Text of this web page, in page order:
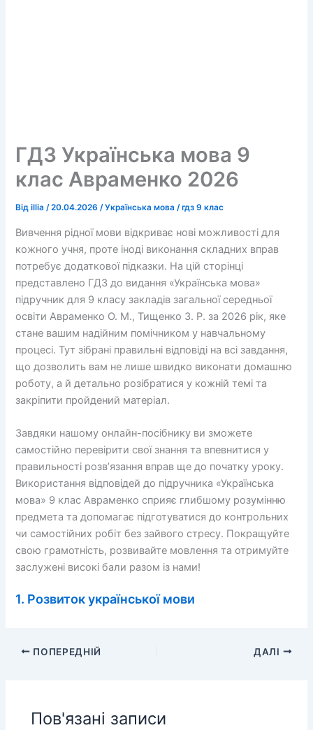
ГДЗ Українська мова 9
клас Авраменко 2026
Відillia/20.04.2026/Українська мова /гдз 9 клас
Вивчення рідної мови відкриває нові можливості для
кожного учня, проте іноді виконання складних вправ
потребує додаткової підказки. На цій сторінці
представлено ГДЗ до видання «Українська мова»
підручник для 9 класу закладів загальної середньої
освіти Авраменко О. М., Тищенко З. Р. за 2026 рік, яке
стане вашим надійним помічником у навчальному
процесі. Тут зібрані правильні відповіді на всі завдання,
що дозволить вам не лише швидко виконати домашню
роботу, а й детально розібратися у кожній темі та
закріпити пройдений матеріал.
Завдяки нашому онлайн-посібнику ви зможете
самостійно перевірити свої знання та впевнитися у
правильності розв’язання вправ ще до початку уроку.
Використання відповідей до підручника «Українська
мова» 9 клас Авраменко сприяє глибшому розумінню
предмета та допомагає підготуватися до контрольних
чи самостійних робіт без зайвого стресу. Покращуйте
свою грамотність, розвивайте мовлення та отримуйте
заслужені високі бали разом із нами!
1. Розвиток української мови
ПОПЕРЕДНІЙ ДАЛІ
Пов'язані записи